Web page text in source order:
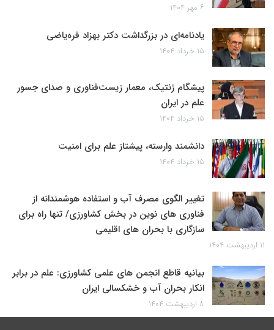
۶ مهر ۱۴۰۴
یادنامه‌ای در بزرگداشت دکتر بهزاد قره‌یاضی
۱۵ خرداد ۱۴۰۴
پیشگام ژنتیک، معمار زیست‌فناوری و صدای جسور
علم در ایران
۱۵ خرداد ۱۴۰۴
دانشمند وارسته، پیشتاز علم برای امنیت
۱۵ خرداد ۱۴۰۴
تغییر الگوی مصرف آب و استفاده هوشمندانه از
فناوری های نوین در بخش کشاورزی/ تنها راه برای
سازگاری با بحران های اقلیمی
۱۱ اردیبهشت ۱۴۰۴
بیانیه قاطع انجمن های علمی کشاورزی: علم در برابر
انکار بحران آب و خشکسالی ایران
۸ اردیبهشت ۱۴۰۴